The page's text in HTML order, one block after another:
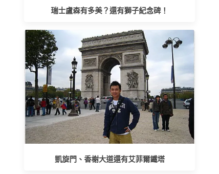
瑞士盧森有多美？還有獅子紀念碑！
凱旋門、香榭大道還有艾菲爾鐵塔